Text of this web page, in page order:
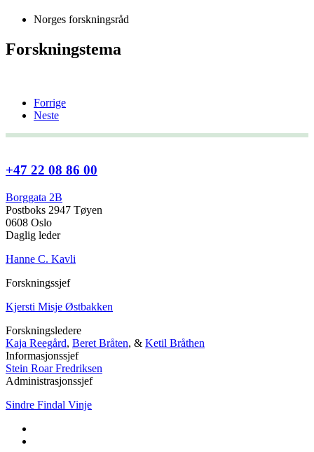
Norges forskningsråd
Forskningstema
Forrige
Neste
+47 22 08 86 00
Borggata 2B
Postboks 2947 Tøyen
0608 Oslo
Daglig leder
Hanne C. Kavli
Forskningssjef
Kjersti Misje Østbakken
Forskningsledere
Kaja Reegård, Beret Bråten, & Ketil Bråthen
Informasjonssjef
Stein Roar Fredriksen
Administrasjonssjef
Sindre Findal Vinje